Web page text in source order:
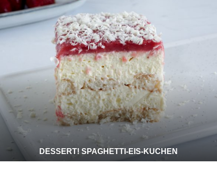
DESSERT! SPAGHETTI-EIS-KUCHEN